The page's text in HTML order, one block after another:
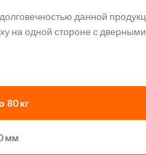
данной
на одной стороне с
80 кг
мм